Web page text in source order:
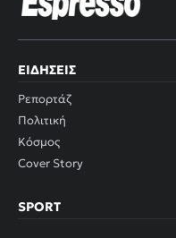
ΕΙΔΉΣΕΙΣ
Ρεπορτάζ
Πολιτική
Κόσμος
Cover Story
SPORT